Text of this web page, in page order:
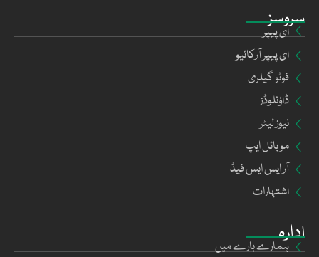
ادارہ
ہمارے بارے میں
سروسز
ای پیپر
ای پیپر آرکائیو
فوٹو گیلری
ڈاؤنلوڈز
نیوز لیٹر
موبائل ایپ
آر ایس ایس فیڈ
اشتہارات